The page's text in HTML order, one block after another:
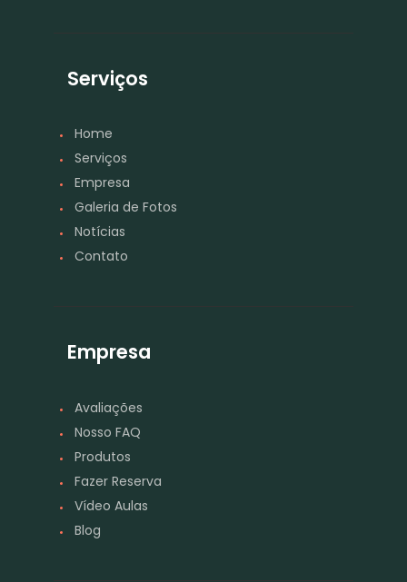
Serviços
Home
Serviços
Empresa
Galeria de Fotos
Notícias
Contato
Empresa
Avaliações
Nosso FAQ
Produtos
Fazer Reserva
Vídeo Aulas
Blog